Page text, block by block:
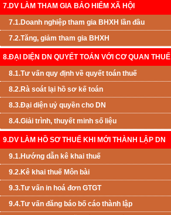
7.DV LÀM THAM GIA BẢO HIỂM XÃ HỘI
7.1.Doanh nghiệp tham gia BHXH lần đầu
7.2.Tăng, giảm tham gia BHXH
8.ĐẠI DIỆN DN QUYẾT TOÁN VỚI CƠ QUAN THUẾ
8.1.Tư vấn quy định về quyết toán thuế
8.2.Rà soát lại hồ sơ kế toán
8.3.Đại diện uỷ quyền cho DN
8.4.Giải trình, thuyết minh số liệu
9.DV LÀM HỒ SƠ THUẾ KHI MỚI THÀNH LẬP DN
9.1.Hướng dẫn kê khai thuế
9.2.Kê khai thuế Môn bài
9.3.Tư vấn in hoá đơn GTGT
9.4.Tư vấn đăng báo bố cáo thành lập